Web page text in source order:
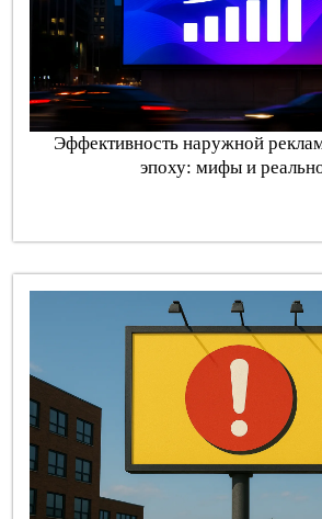
Эффективность наружной
эпоху: мифы и